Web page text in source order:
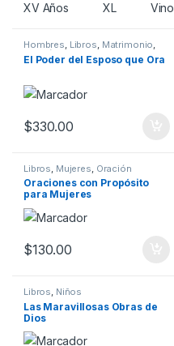
XV Años XL Vino
Hombres, Libros, Matrimonio,
Oración
El Poder del Esposo que Ora
$330.00
Libros Mujeres Oración
Oraciones con Propósito
para Mujeres
$130.00
Libros, Niños
Las Maravillosas Obras de
Dios